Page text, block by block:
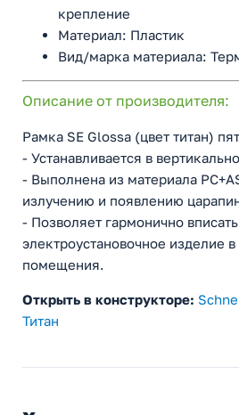
крепление
Материал: Пластик
Вид/марка материала:
Описание от производителя:
Рамка SE Glossa (цвет титан)
- Устанавливается в
- Выполнена из материала
излучению и появлению
- Позволяет гармонично вписать
электроустановочное изделие
помещения.
Открыть в конструкторе:
Титан